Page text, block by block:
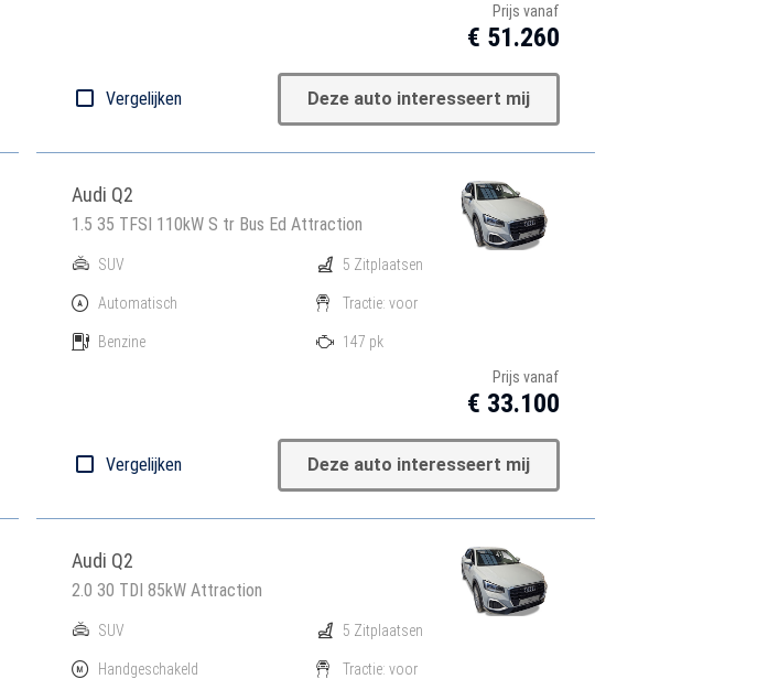
Prijs vanaf
€ 51.260
Vergelijken Deze auto interesseert mij
Audi Q2
1.5 35 TFSI 110kW S tr Bus Ed Attraction
SUV
Automatisch
Benzine
5 Zitplaatsen
Tractie: voor
147 pk
Prijs vanaf
€ 33.100
Vergelijken Deze auto interesseert mij
Audi Q2
2.0 30 TDI 85kW Attraction
SUV
Handgeschakeld
5 Zitplaatsen
Tractie: voor